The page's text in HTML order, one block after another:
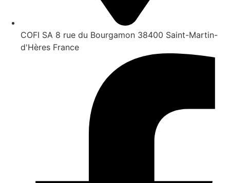
COFI SA 8 rue du Bourgamon 38400 Saint-Martin-
d'Hères France